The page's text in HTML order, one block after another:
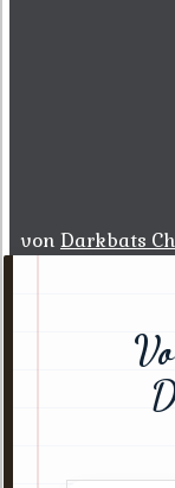
von Darkbats